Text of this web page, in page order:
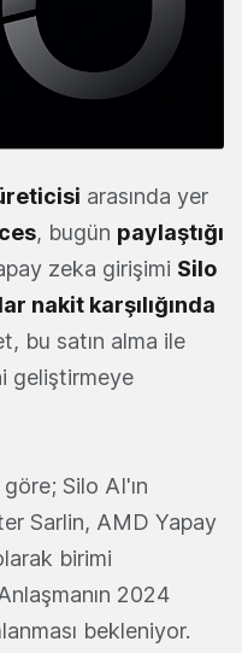
arasında yer
, bugün paylaştığı
zeka girişimi Silo
nakit karşılığında
bu satın alma ile
geliştirmeye
Silo AI'ın
Sarlin, AMD Yapay
birimi
2024
bekleniyor.